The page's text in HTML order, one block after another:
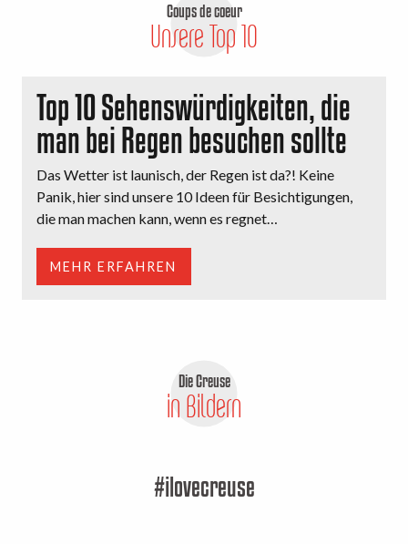
Coups de coeur
Unsere Top 10
Top 10 Sehenswürdigkeiten, die
man bei Regen besuchen sollte
Das Wetter ist launisch, der Regen ist da?! Keine
Panik, hier sind unsere 10 Ideen für Besichtigungen,
die man machen kann, wenn es regnet…
MEHR ERFAHREN
Die Creuse
in Bildern
#ilovecreuse